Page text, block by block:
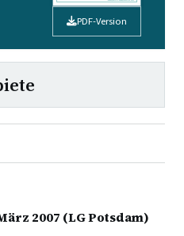
PDF-Version
2007 (LG Potsdam)